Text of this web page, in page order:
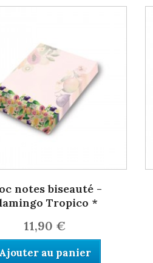
notes biseauté -
Tropico *
11,90 €
au panier